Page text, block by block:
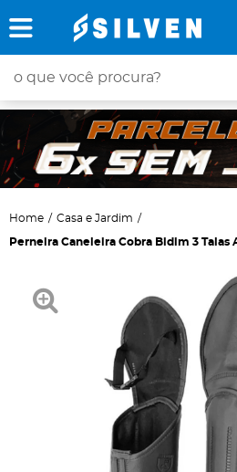
Home Casa e Jardim
Perneira Caneleira Cobra Bidim 3 Talas